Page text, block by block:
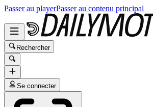
Passer au playerPasser au contenu principal
Rechercher
Se connecter